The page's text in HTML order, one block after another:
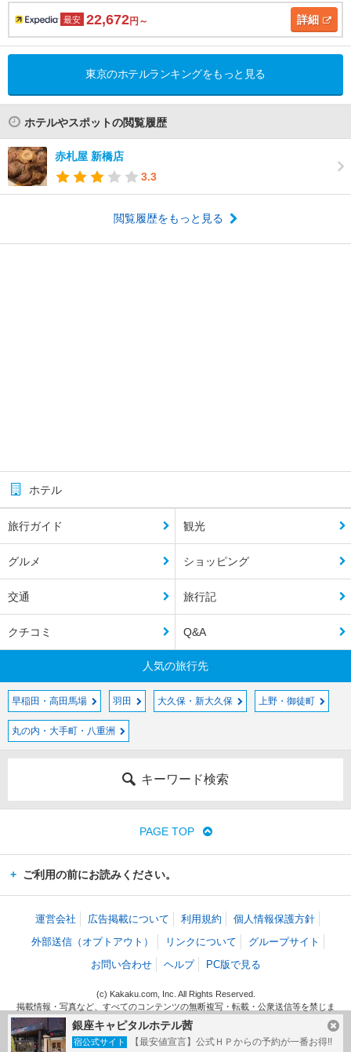
最安 22,672円～ 詳細
東京のホテルランキングをもっと見る
ホテルやスポットの閲覧履歴
赤札屋 新橋店
3.3
閲覧履歴をもっと見る
銀座キャピタルホテル茜
宿公式サイト 【最安値宣言】公式ＨＰからの予約が一番お得!!
ホテル
旅行ガイド 観光
グルメ ショッピング
交通 旅行記
クチコミ Q&A
人気の旅行先
早稲田・高田馬場 羽田 大久保・新大久保 上野・御徒町
丸の内・大手町・八重洲
キーワード検索
PAGE TOP
ご利用の前にお読みください。
運営会社 広告掲載について 利用規約
個人情報保護方針
外部送信（オプトアウト）
リンクについて
グループサイト
お問い合わせ
ヘルプ PC版で見る
(c) Kakaku.com, Inc. All Rights Reserved.
掲載情報・写真など、すべてのコンテンツの無断複写・転載・公衆送信等を禁じま
す。